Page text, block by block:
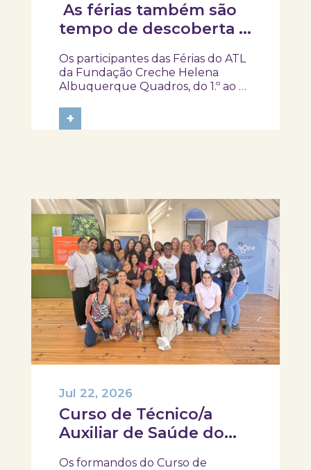
As férias também são
tempo de descoberta e
Os participantes das Férias do ATL
da Fundação Creche Helena
Albuquerque Quadros, do 1.º ao 4.º
Medicina e Saúde, onde
embarcaram numa viagem pela
+
Curso de Técnico/a
Auxiliar de Saúde do
Jul 22, 2026
Os formandos do Curso de